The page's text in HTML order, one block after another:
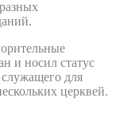
и носил статус
служащего для
церквей.